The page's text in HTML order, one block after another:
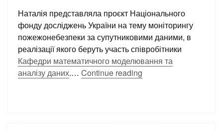
Наталія представляла проєкт Національного
фонду досліджень України на тему моніторингу
пожежонебезпеки за супутниковими даними, в
реалізації якого беруть участь співробітники
Кафедри математичного моделювання та
аналізу даних.… Continue reading